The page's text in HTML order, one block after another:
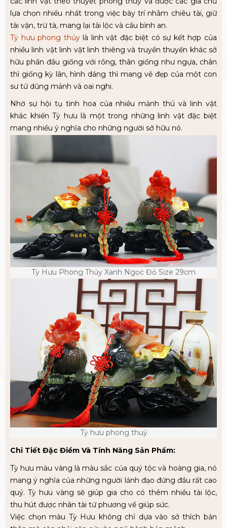
lựa chọn nhiều nhất trong việc bày trí nhằm chiêu tài, giữ
tài vận, trừ tà, mang lại tài lộc và cầu bình an.
Tỳ hưu phong thủylà linh vật đặc biệt có sự kết hợp của
nhiều linh vật linh vật linh thiêng và truyền thuyến khác sở
hữu phần đầu giống với rồng, thân giống như ngựa, chân
thì giống kỳ lân, hình dáng thì mang vẽ đẹp của một con
sư tử dũng mảnh và oai nghi.
Nhờ sự hội tụ tinh hoa của nhiều mảnh thú và linh vật
khác khiến Tỳ hưu là một trong những linh vật đặc biệt
mang nhiều ý nghĩa cho những người sở hữu nó.
Tỳ Hưu Phong Thủy Xanh Ngọc Đỏ Size 29cm
Tỳ hưu phong thuỷ
Chi Tiết Đặc Điểm Và Tính Năng Sản Phẩm:
Tỳ hưu màu vàng là màu sắc của quý tộc và hoàng gia, nó
mang ý nghĩa của những người lảnh đạo đứng đầu rất cao
quý. Tỳ hưu vàng sẽ giúp gia cho có thêm nhiều tài lộc,
thu hút được nhân tài tứ phương về giúp sức.
Việc chọn màu Tỳ Hưu không chỉ dựa vào sở thích bản